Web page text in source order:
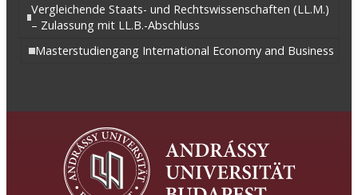
Vergleichende Staats- und Rechtswissenschaften (LL.M.)
– Zulassung mit LL.B.-Abschluss
Masterstudiengang International Economy and Business